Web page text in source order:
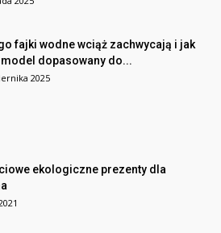
fajki wodne wciąż zachwycają i jak
dopasowany do...
2025
ekologiczne prezenty dla